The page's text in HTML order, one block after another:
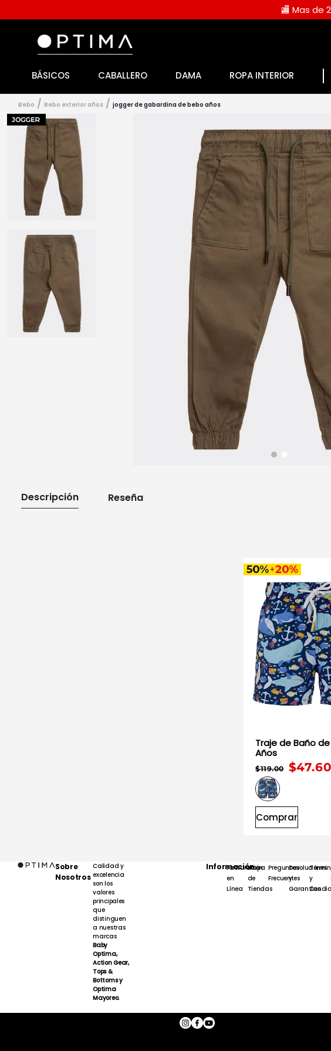
🏬 Mas de
BÁSICOS CABALLERO DAMA ROPA INTERIOR
bebo bebo exterior años jogger de gabardina de bebo años
Descripción Reseña
Traje de Baño de Bebo
Años
$47.60
$119.00
Comprar
Sobre
Nosotros
Calidad y
excelencia
son los
valores
principales
que
distinguen
a nuestras
marcas
Baby
Optima,
Action Gear,
Tops &
Bottoms y
Optima
Mayoreo.
Información
Facturación
en
Línea
Mapa
de
Tiendas
Preguntas
Frecuentes
Devoluciones
y
Garantías
y
licencia
playeras caballero
3.
playeras dama
spiderman
sudaderas
pantalones
polo
playera polo
playera manga larga